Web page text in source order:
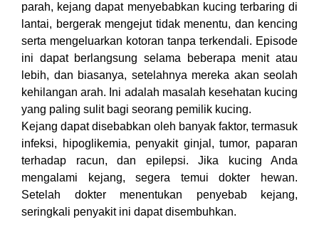
parah, kejang dapat menyebabkan kucing terbaring di
lantai, bergerak mengejut tidak menentu, dan kencing
serta mengeluarkan kotoran tanpa terkendali. Episode
ini dapat berlangsung selama beberapa menit atau
lebih, dan biasanya, setelahnya mereka akan seolah
kehilangan arah. Ini adalah masalah kesehatan kucing
yang paling sulit bagi seorang pemilik kucing.
Kejang dapat disebabkan oleh banyak faktor, termasuk
infeksi, hipoglikemia, penyakit ginjal, tumor, paparan
terhadap racun, dan epilepsi. Jika kucing Anda
mengalami kejang, segera temui dokter hewan.
Setelah dokter menentukan penyebab kejang,
seringkali penyakit ini dapat disembuhkan.